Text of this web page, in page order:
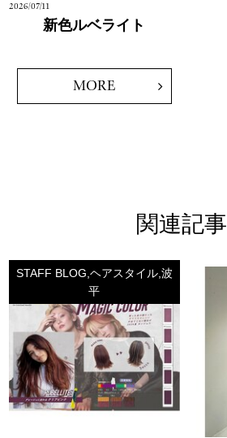
2026/07/11
新色ルベライト
MORE
関連記事
STAFF BLOG,ヘアスタイル,波
平